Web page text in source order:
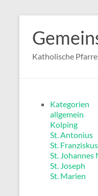
Inhalt
springen
Katholische
Kategorien
allgemein
Kolping
St. Antonius
St. Franziskus
St. Johannes
St. Joseph
St. Marien